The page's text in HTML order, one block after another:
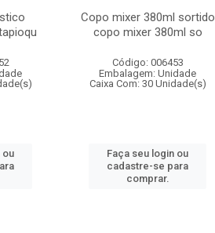
ou
Copo mixer 380ml sortido
copo mixer 380ml so
Código: 006453
Embalagem: Unidade
Caixa Com: 30 Unidade(s)
Faça seu login ou
cadastre-se para
comprar.